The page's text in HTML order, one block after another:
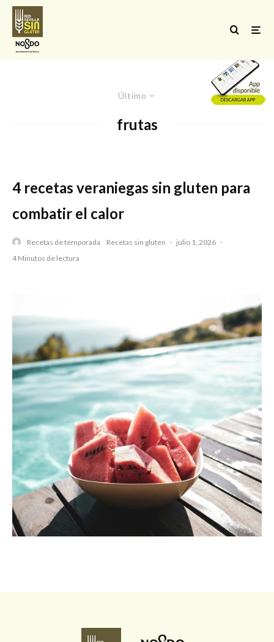
Último
frutas
4 recetas veraniegas sin gluten para
combatir el calor
Recetas de temporada Recetas sin gluten · julio 1, 2026 ·
4 Minutos de lectura